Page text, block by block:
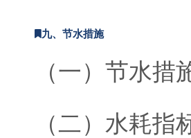
九、节水措施
（一）节水措
（二）水耗指